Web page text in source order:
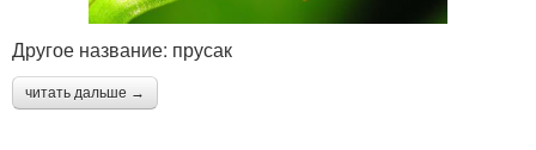
Другое название: прусак
читать дальше →